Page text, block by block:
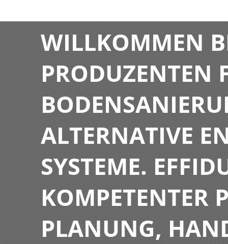
WILLKOMMEN
PRODUZENTEN
ALTERNATIVE
SYSTEME.
KOMPETENTER
PLANUNG,